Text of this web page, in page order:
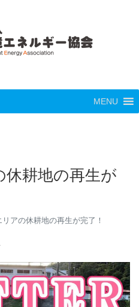
MENU
休耕地の再生が
リアの休耕地の再生が完了！